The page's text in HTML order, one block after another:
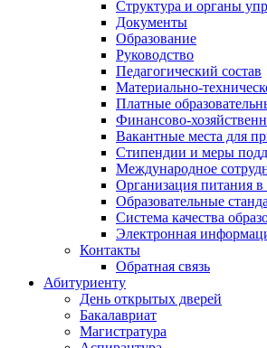
Структура и органы
Документы
Образование
Руководство
Педагогический состав
Материально-
Платные
Финансово-
Вакантные места для
Стипендии и меры
Международное
Организация питания в
Образовательные
Система качества
Электронная
Контакты
Обратная связь
Абитуриенту
День открытых дверей
Бакалавриат
Магистратура